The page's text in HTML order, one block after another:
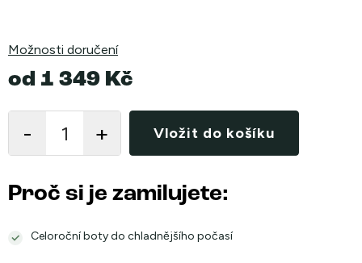
Možnosti doručení
od 1 349 Kč
cena:
Vložit do košíku
Proč si je zamilujete:
Celoroční boty do chladnějšího počasí